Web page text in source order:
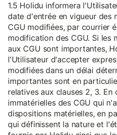
1.5 Holidu informera
date d'entrée en vigueur des
CGU modifiées, par courrier
modification des CGU. Si les
aux CGU sont importantes,
l'Utilisateur d'accepter
modifiées dans un délai
importantes sont en
relatives aux clauses 2, 3.
immatérielles des CGU qui
dispositions matérielles, en
qui définissent la nature et